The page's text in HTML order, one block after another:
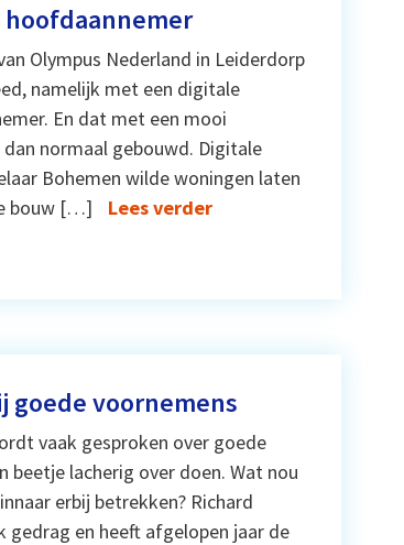
Olympus Nederland in Leiderdorp
namelijk met een digitale
En dat met een mooi
normaal gebouwd. Digitale
Bohemen wilde woningen laten
bouw […]
Lees verder
goede voornemens
vaak gesproken over goede
beetje lacherig over doen. Wat nou
erbij betrekken? Richard
en heeft afgelopen jaar de